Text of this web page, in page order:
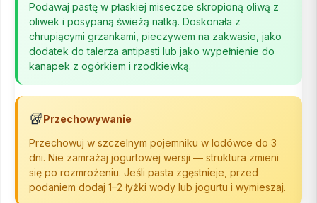
Podawaj pastę w płaskiej miseczce skropioną oliwą z
oliwek i posypaną świeżą natką. Doskonała z
chrupiącymi grzankami, pieczywem na zakwasie, jako
dodatek do talerza antipasti lub jako wypełnienie do
kanapek z ogórkiem i rzodkiewką.
🥡Przechowywanie
Przechowuj w szczelnym pojemniku w lodówce do 3
dni. Nie zamrażaj jogurtowej wersji — struktura zmieni
się po rozmrożeniu. Jeśli pasta zgęstnieje, przed
podaniem dodaj 1–2 łyżki wody lub jogurtu i wymieszaj.